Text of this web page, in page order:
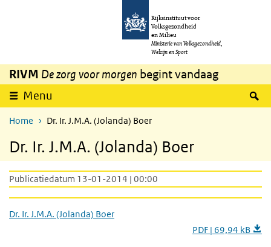
Overslaan en naar de inhoud gaan
Rijksinstituut voor
Volksgezondheid
en Milieu
Ministerie van Volksgezondheid,
Welzijn en Sport
RIVM De zorg voor morgen begint vandaag
Menu
Home Dr. Ir. J.M.A. (Jolanda) Boer
Dr. Ir. J.M.A. (Jolanda) Boer
Publicatiedatum 13-01-2014 | 00:00
Dr. Ir. J.M.A. (Jolanda) Boer
PDF | 69,94 kB